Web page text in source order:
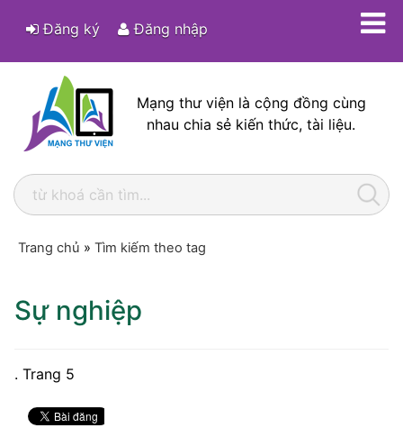
Đăng ký Đăng nhập
Mạng thư viện là cộng đồng cùng
nhau chia sẻ kiến thức, tài liệu.
Trang chủ » Tìm kiếm theo tag
Sự nghiệp
. Trang 5